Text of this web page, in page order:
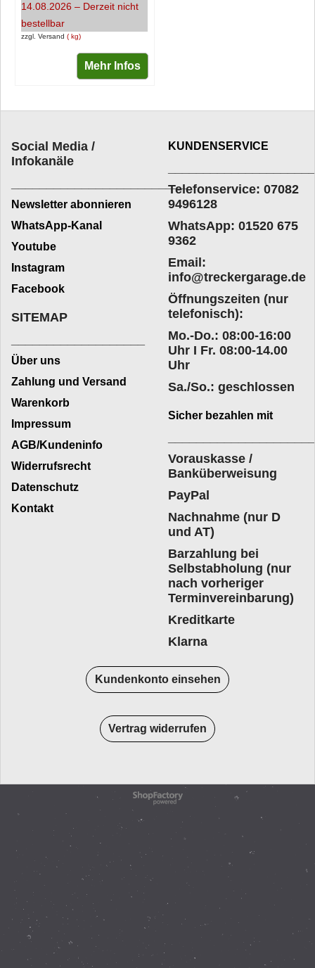
zzgl. Versand kg
14.08.2026 – Derzeit nicht
bestellbar
Mehr Infos
Social Media /
Infokanäle
_________________________
Newsletter abonnieren
WhatsApp-Kanal
Youtube
Instagram
Facebook
KUNDENSERVICE
Telefonservice: 07082
9496128
WhatsApp: 01520 675
9362
Email:
info@treckergarage.de
Öffnungszeiten (nur
telefonisch):
Mo.-Do.: 08:00-16:00
Uhr I Fr. 08:00-14.00
Uhr
Sa./So.: geschlossen
SITEMAP
Über uns
Zahlung und Versand
Warenkorb
Impressum
AGB/Kundeninfo
Widerrufsrecht
Datenschutz
Kontakt
Sicher bezahlen mit
Vorauskasse /
Banküberweisung
PayPal
Nachnahme (nur D
und AT)
Barzahlung bei
Selbstabholung (nur
nach vorheriger
Terminvereinbarung)
Kreditkarte
Klarna
Kundenkonto einsehen
Vertrag widerrufen
WebShop erstellt mit
ShopFactory Shop